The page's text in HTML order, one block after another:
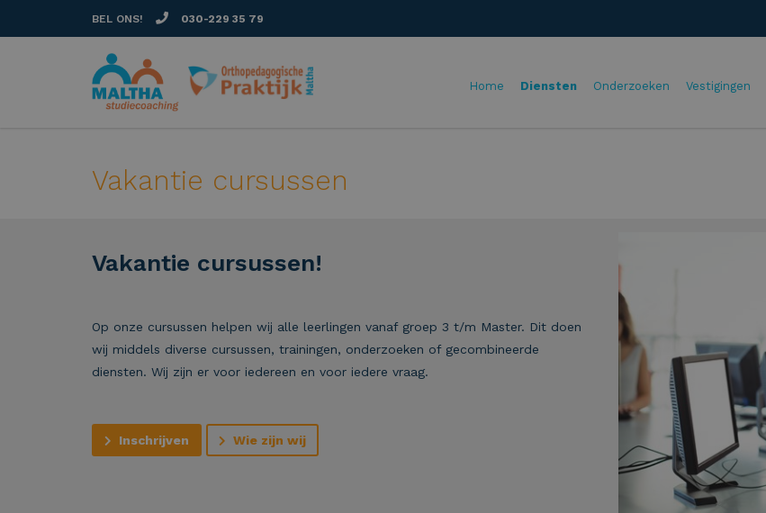
BEL ONS! 030-229 35 79
Home Diensten Onderzoeken Vestigingen
Vakantie cursussen
Vakantie cursussen!
Op onze cursussen helpen wij alle leerlingen vanaf groep 3 t/m Master. Dit doen
wij middels diverse cursussen, trainingen, onderzoeken of gecombineerde
diensten. Wij zijn er voor iedereen en voor iedere vraag.
Inschrijven Wie zijn wij